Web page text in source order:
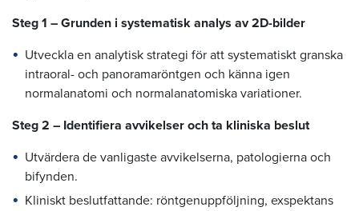
Steg 1 – Grunden i systematisk analys av 2D-bilder
Utveckla en analytisk strategi för att systematiskt granska
intraoral- och panoramaröntgen och känna igen
normalanatomi och normalanatomiska variationer.
Steg 2 – Identifiera avvikelser och ta kliniska beslut
Utvärdera de vanligaste avvikelserna, patologierna och
bifynden.
Kliniskt beslutfattande: röntgenuppföljning, exspektans